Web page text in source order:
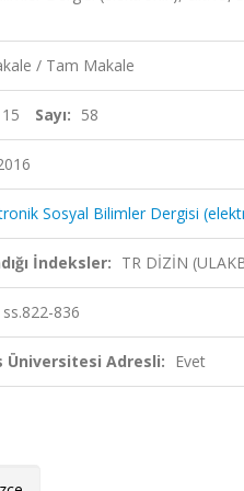
/ Tam Makale
15 Sayı: 58
Sosyal Bilimler Dergisi
İndeksler: TR DİZİN
ss.822-836
Üniversitesi Adresli: Evet